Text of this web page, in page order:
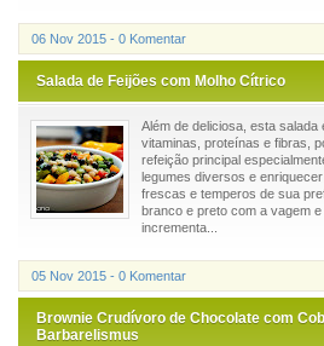
06 Nov 2015 - 0 Komentar
Salada de Feijões com Molho Cítrico
Além de deliciosa, esta
vitaminas, proteínas e fibras,
refeição principal
legumes diversos e
frescas e temperos de sua
branco e preto com a vagem
incrementa...
05 Nov 2015 - 0 Komentar
Brownie Crudívoro de Chocolate com
Barbarelismus